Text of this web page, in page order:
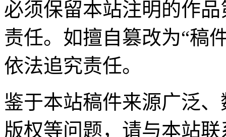
必须保留本站注明的作
责任。如擅自篡改为“稿
依法追究责任。
鉴于本站稿件来源广泛
版权等问题，请与本站